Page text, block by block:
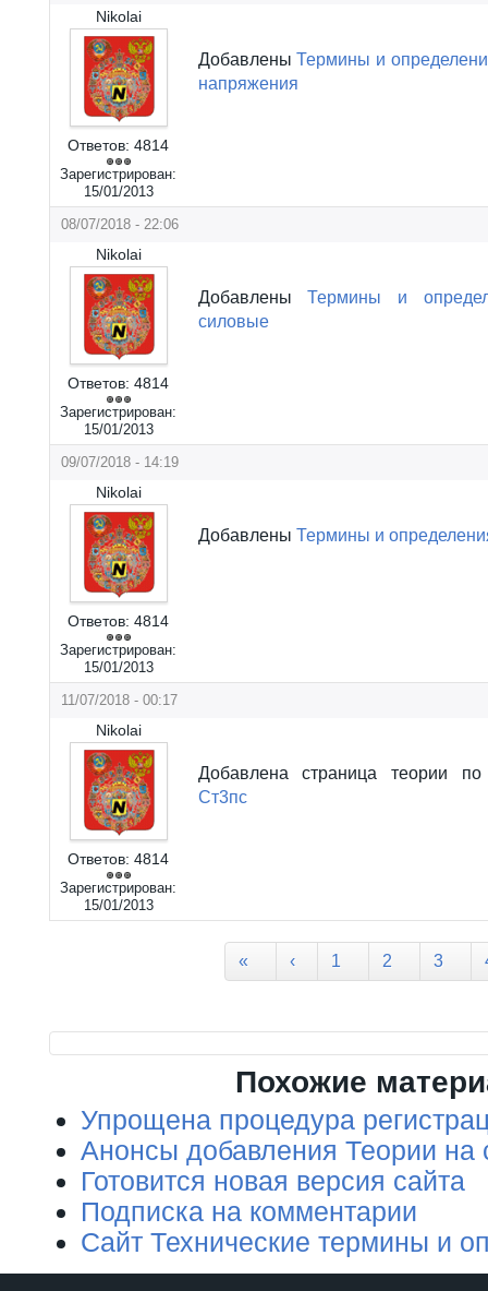
Nikolai
Ответов: 4814
Зарегистрирован:
15/01/2013
ДобавленыТермины и
напряжения
08/07/2018 - 22:06
Nikolai
Ответов: 4814
Зарегистрирован:
15/01/2013
ДобавленыТермины и
силовые
09/07/2018 - 14:19
Nikolai
Ответов: 4814
Зарегистрирован:
15/01/2013
Добавлены Термины и
11/07/2018 - 00:17
Nikolai
Ответов: 4814
Зарегистрирован:
15/01/2013
Добавлена страница теории
Ст3пс
« ‹ 1 2 3
Похожие
Упрощена процедура
Анонсы добавления Теории на
Готовится новая версия сайта
Подписка на комментарии
Сайт Технические термины и